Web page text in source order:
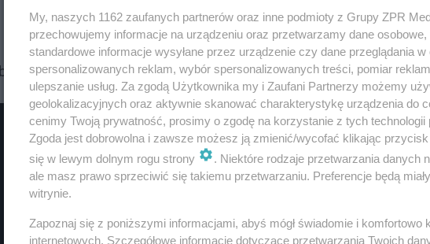
będzie miał swoją telewizyjną premierę5 grudnia o godz. 20.00 na
My, naszych 1162 zaufanych partnerów oraz inne podmioty z Grupy ZPR
przechowujemy informacje na urządzeniu oraz przetwarzamy dane
standardowe informacje wysyłane przez urządzenie czy dane przeglądania
spersonalizowanych reklam, wybór spersonalizowanych treści, pomiar
ulepszanie usług. Za zgodą Użytkownika my i Zaufani Partnerzy możemy
geolokalizacyjnych oraz aktywnie skanować charakterystykę urządzenia do
cenimy Twoją prywatność, prosimy o zgodę na korzystanie z tych technologii
Zgoda jest dobrowolna i zawsze możesz ją zmienić/wycofać klikając
się w lewym dolnym rogu strony
. Niektóre rodzaje przetwarzania danych
ale masz prawo sprzeciwić się takiemu przetwarzaniu. Preferencje będą
witrynie.
Zapoznaj się z poniższymi informacjami, abyś mógł świadomie i
internetowych. Szczegółowe informacje dotyczące przetwarzania Twoich